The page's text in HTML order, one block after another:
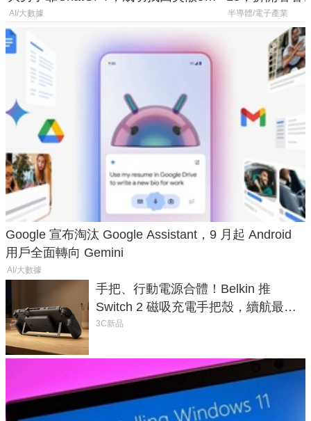
年家人
AI/大數據 半導體/電子產業
Google 宣布淘汰 Google Assistant，9 月起 Android
用戶全面轉向 Gemini
AI/大數據
手把、行動電源合體！Belkin 推
Switch 2 磁吸充電手把殼，續航最高
延長 1.5 倍
3C新品